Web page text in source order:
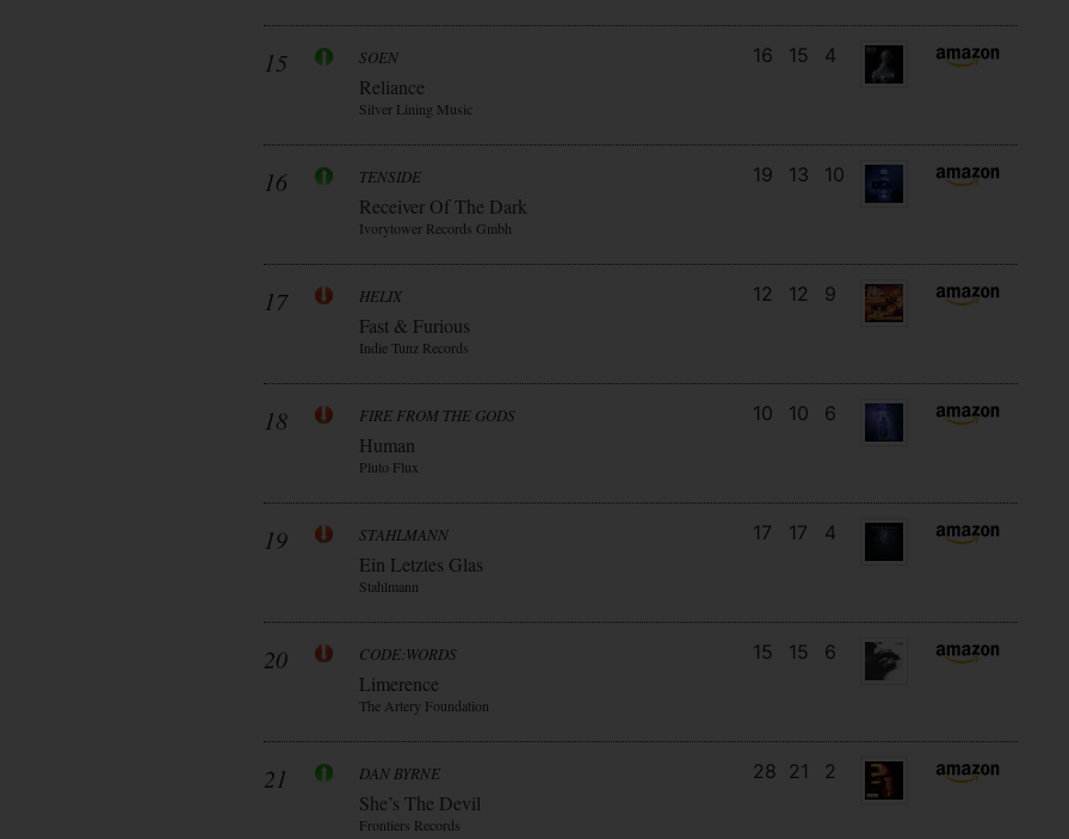
15 SOEN
Reliance
Silver Lining Music
16 15 4
16 TENSIDE
Receiver Of The Dark
Ivorytower Records Gmbh
19 13 10
17 HELIX
Fast & Furious
Indie Tunz Records
12 12 9
18 FIRE FROM THE GODS
Human
Pluto Flux
10 10 6
19 STAHLMANN
Ein Letztes Glas
Stahlmann
17 17 4
20 CODE:WORDS
Limerence
The Artery Foundation
15 15 6
21 DAN BYRNE
She’s The Devil
Frontiers Records
28 21 2